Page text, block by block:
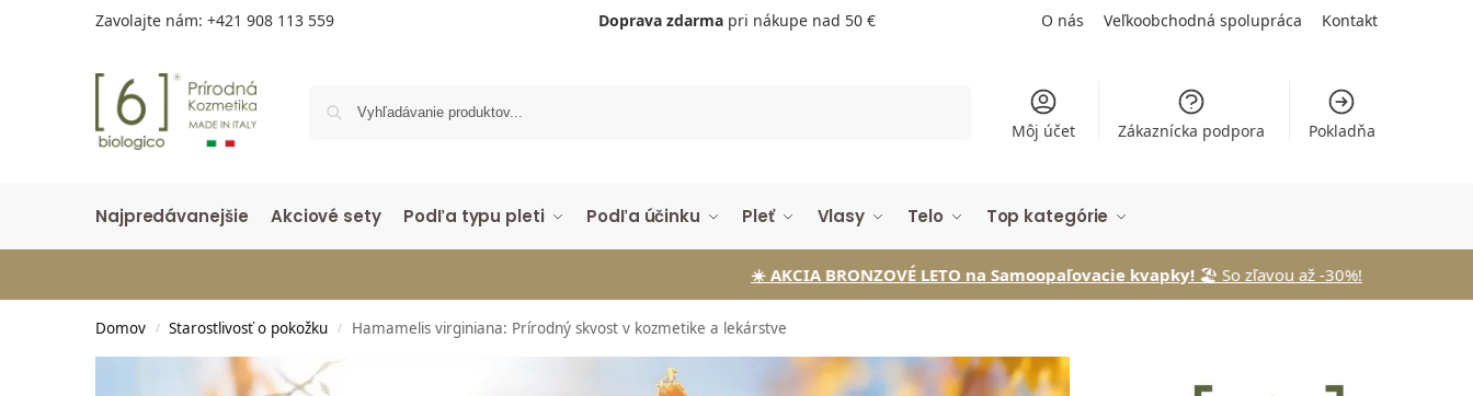
Zavolajte nám: +421 908 113 559 Doprava zdarmapri nákupe nad 50 € O nás Veľkoobchodná spolupráca Kontakt
Môj účet Zákaznícka podpora Pokladňa
Najpredávanejšie Akciové sety Podľa typu pleti Podľa účinku Pleť Vlasy Telo Top kategórie
☀️ AKCIA BRONZOVÉ LETO na Samoopaľovacie kvapky!🏖️ So zľavou až -30%!
Domov / Starostlivosť o pokožku / Hamamelis virginiana: Prírodný skvost v kozmetike a lekárstve